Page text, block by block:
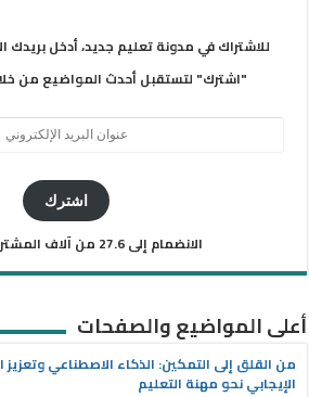
للاشتراك في مدونة تعليم جديد، أدخل بريدك
"اشترك" لتستقبل أحدث المواضيع من خلال
اشترك
الانضمام إلى 27.6 من آلاف المشتركين الآخرين
أعلى المواضيع والصفحات
من القلق إلى التمكين: الذكاء الاصطناعي وتعزيز
الإيجابي نحو مهنة التعليم